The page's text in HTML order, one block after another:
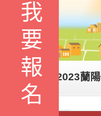
我要報名
【線上騎】2023蘭